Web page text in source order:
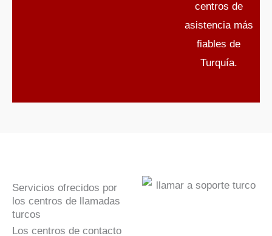
centros de
asistencia más
fiables de
Turquía.
Servicios ofrecidos por
los centros de llamadas
turcos
Los centros de contacto